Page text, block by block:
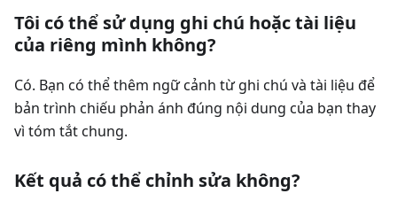
Tôi có thể sử dụng ghi chú hoặc tài liệu
của riêng mình không?
Có. Bạn có thể thêm ngữ cảnh từ ghi chú và tài liệu để
bản trình chiếu phản ánh đúng nội dung của bạn thay
vì tóm tắt chung.
Kết quả có thể chỉnh sửa không?